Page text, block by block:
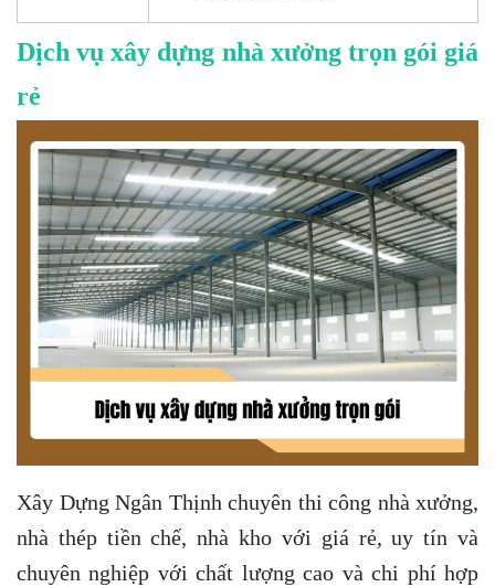
Dịch vụ xây dựng nhà xưởng trọn gói giá
rẻ
Xây Dựng Ngân Thịnh chuyên thi công nhà xưởng,
nhà thép tiền chế, nhà kho với giá rẻ, uy tín và
chuyên nghiệp với chất lượng cao và chi phí hợp